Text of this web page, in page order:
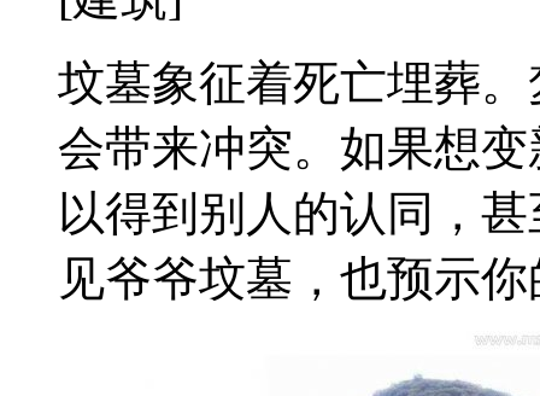
坟墓象征着死亡埋葬
会带来冲突。如果想
以得到别人的认同，
见爷爷坟墓，也预示